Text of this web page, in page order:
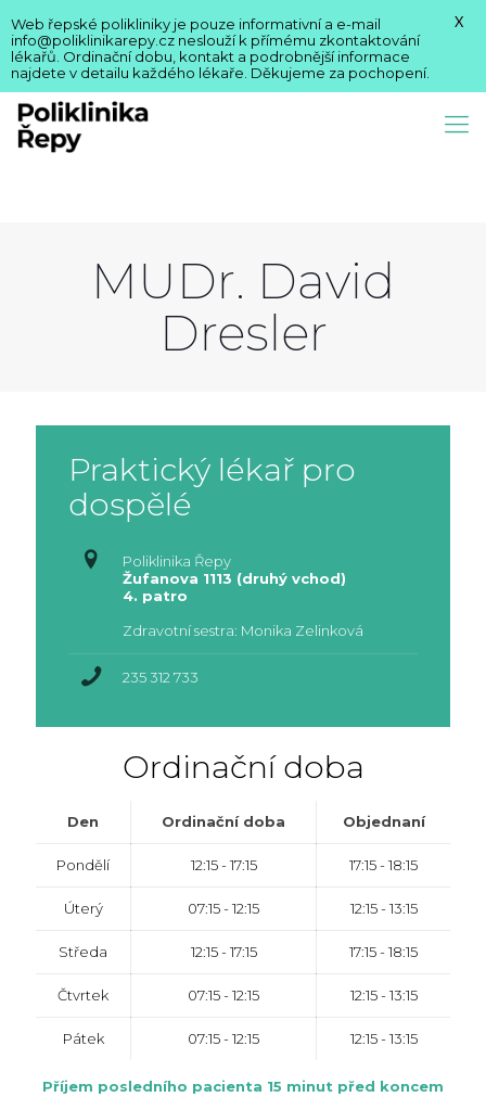
MUDr. David
Dresler
Praktický lékař pro
dospělé
Poliklinika Řepy
Žufanova 1113 (druhý vchod)
4. patro
Zdravotní sestra: Monika Zelinková
235 312 733
Ordinační doba
Den Ordinační doba Objednaní
Pondělí 12:15 - 17:15 17:15 - 18:15
Úterý 07:15 - 12:15 12:15 - 13:15
Středa 12:15 - 17:15 17:15 - 18:15
Čtvrtek 07:15 - 12:15 12:15 - 13:15
Pátek 07:15 - 12:15 12:15 - 13:15
Příjem posledního pacienta 15 minut před koncem
Web řepské polikliniky je pouze informativní a e-mail
info@poliklinikarepy.cz neslouží k přímému zkontaktování
lékařů. Ordinační dobu, kontakt a podrobnější informace
najdete v detailu každého lékaře. Děkujeme za pochopení.
X